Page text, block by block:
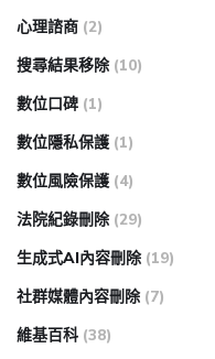
心理諮商 (2)
搜尋結果移除 (10)
數位口碑 (1)
數位隱私保護 (1)
數位風險保護 (4)
法院紀錄刪除 (29)
生成式AI內容刪除 (19)
社群媒體內容刪除 (7)
維基百科 (38)